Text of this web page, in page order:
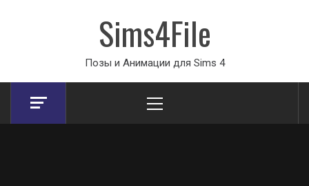
Sims4File
Позы и Анимации для Sims 4
Menu